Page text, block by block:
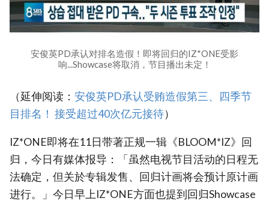
安俊英PD承认对排名造假！即将回归的IZ*ONE受影
响...Showcase将取消，节目播出未定！
（延伸阅读： 安俊英PD承认受贿造假第三、四季节
目排名！ 接受超过40次亿元接待）
IZ*ONE即将在11日带著正规一辑《BLOOM*IZ》回
归，今日有媒体报导：「虽然电视节目活动的日程无
法确定，但关於专辑发售、回归计画将会预计原计画
进行。」今日早上IZ*ONE方面也提到回归Showcase